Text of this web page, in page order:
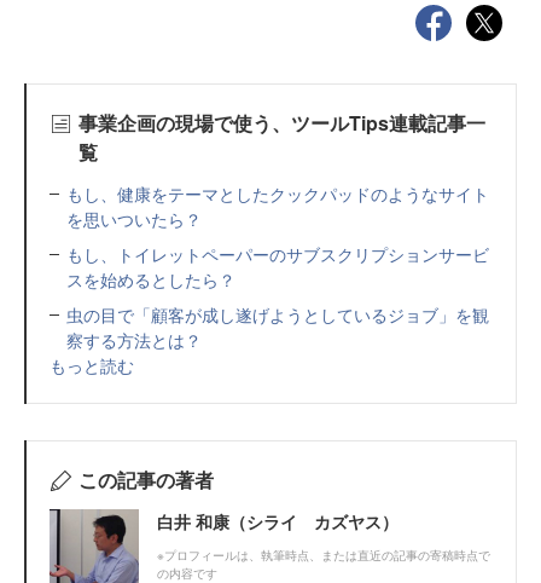
事業企画の現場で使う、ツールTips連載記事一
覧
もし、健康をテーマとしたクックパッドのようなサイト
を思いついたら？
もし、トイレットペーパーのサブスクリプションサービ
スを始めるとしたら？
虫の目で「顧客が成し遂げようとしているジョブ」を観
察する方法とは？
もっと読む
この記事の著者
白井 和康（シライ カズヤス）
※プロフィールは、執筆時点、または直近の記事の寄稿時点で
の内容です